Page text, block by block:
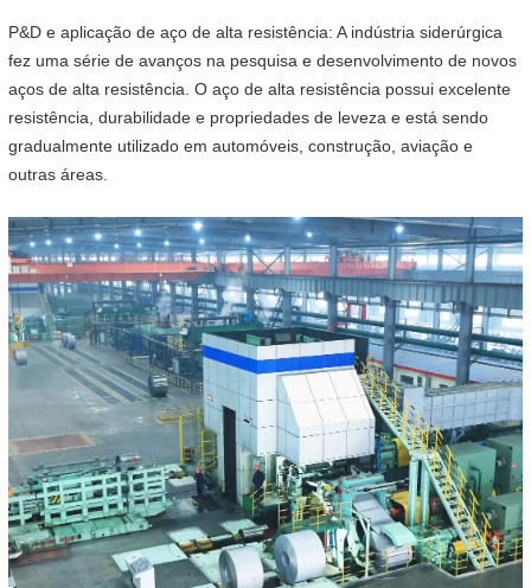
P&D e aplicação de aço de alta resistência: A indústria siderúrgica
fez uma série de avanços na pesquisa e desenvolvimento de novos
aços de alta resistência. O aço de alta resistência possui excelente
resistência, durabilidade e propriedades de leveza e está sendo
gradualmente utilizado em automóveis, construção, aviação e
outras áreas.